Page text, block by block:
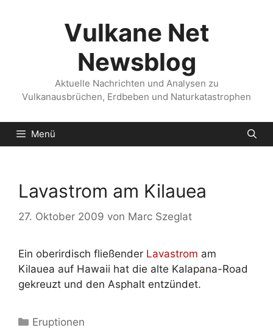
Vulkane Net
Newsblog
Aktuelle Nachrichten und Analysen zu
Vulkanausbrüchen, Erdbeben und Naturkatastrophen
Menü
Lavastrom am Kilauea
27. Oktober 2009 von Marc Szeglat
Ein oberirdisch fließender Lavastrom am
Kilauea auf Hawaii hat die alte Kalapana-Road
gekreuzt und den Asphalt entzündet.
Kategorien
Eruptionen